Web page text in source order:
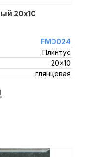
20x10
FMD024
Плинтус
20x10
глянцевая